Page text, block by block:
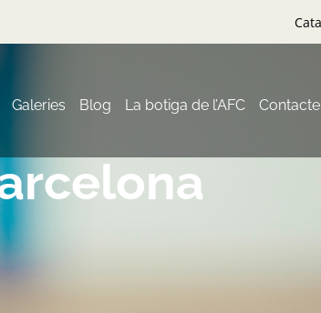
Galeries Blog La botiga de l’AFC Contacte